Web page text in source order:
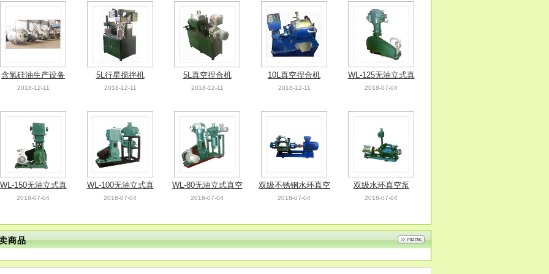
含氢硅油生产设备
2018-12-11
5L行星搅拌机
2018-12-11
5L真空捏合机
2018-12-11
10L真空捏合机
2018-12-11
WL-125无油立式真
空泵
2018-07-04
WL-150无油立式真
空泵
2018-07-04
WL-100无油立式真
空泵
2018-07-04
WL-80无油立式真空
泵
2018-07-04
双级不锈钢水环真空
泵
2018-07-04
双级水环真空泵
2018-07-04
商品